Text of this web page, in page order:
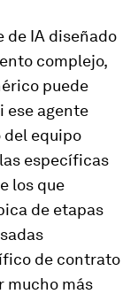
de IA diseñado
complejo,
puede
ese agente
equipo
específicas
los que
de etapas
de contrato
mucho más